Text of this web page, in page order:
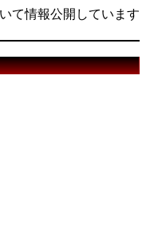
て情報公開しています